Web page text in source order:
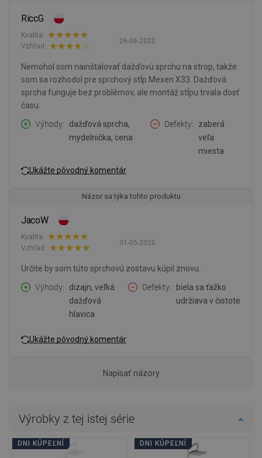
RiccG
26-06-2020
Kvalita:
Vzhľad:
Nemohol som nainštalovať dažďovú sprchu na strop, takže
som sa rozhodol pre sprchový stĺp Mexen X33. Dažďová
sprcha funguje bez problémov, ale montáž stĺpu trvala dosť
času.
Výhody
dažďová sprcha,
mydelnička, cena
Defekty
zaberá
veľa
miesta
Ukážte pôvodný komentár
Názor sa týka tohto produktu
JacoW
31-05-2020
Kvalita:
Vzhľad:
Určite by som túto sprchovú zostavu kúpil znovu.
Výhody
dizajn, veľká
dažďová
hlavica
Defekty
biela sa ťažko
udržiava v čistote
Ukážte pôvodný komentár
Napísať názory
Výrobky z tej istej série
DNI KÚPEĽNÍ DNI KÚPEĽNÍ